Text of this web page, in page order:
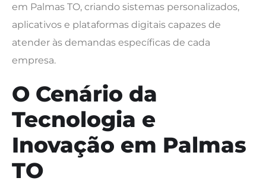
em Palmas TO, criando sistemas personalizados,
aplicativos e plataformas digitais capazes de
atender às demandas específicas de cada
empresa.
O Cenário da
Tecnologia e
Inovação em Palmas
TO